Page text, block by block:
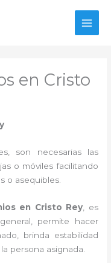
en Cristo
son necesarias las
o móviles facilitando
o asequibles.
en Cristo Rey , es
permite hacer
brinda estabilidad
persona asignada.